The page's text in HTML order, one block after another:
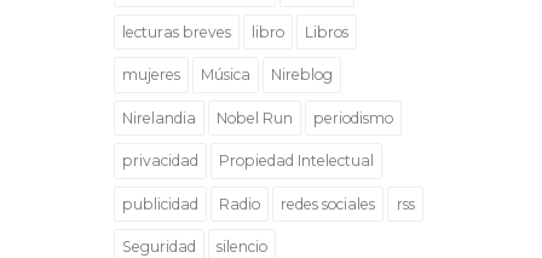
lecturas breves libro Libros
mujeres Música Nireblog
Nirelandia Nobel Run periodismo
privacidad Propiedad Intelectual
publicidad Radio redes sociales rss
Seguridad silencio